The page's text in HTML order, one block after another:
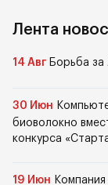
Лента
14 Авг Борьба за
30 Июн
биоволокно
конкурса
19 Июн